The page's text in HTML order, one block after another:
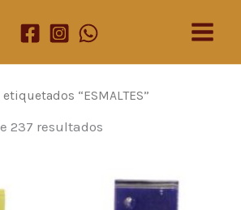
“ESMALTES”
237 resultados